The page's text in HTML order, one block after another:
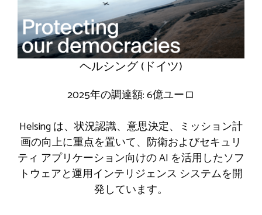
ヘルシング (ドイツ)
2025年の調達額: 6億ユーロ
Helsing は、状況認識、意思決定、ミッション計
画の向上に重点を置いて、防衛およびセキュリ
ティ アプリケーション向けの AI を活用したソフ
トウェアと運用インテリジェンス システムを開
発しています。